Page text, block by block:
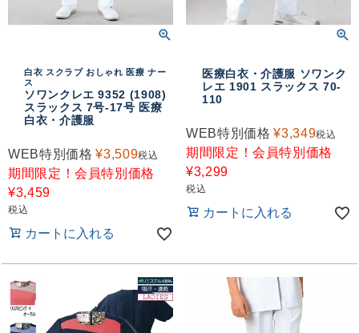
白衣 スクラブ おしゃれ 医療 ナー
ス
ソワンクレエ 9352 (1908)
スラックス 7号-17号 医療
白衣・介護服
WEB特別価格 ¥3,509税込
期間限定！会員特別価格
¥3,459
税込
カートに入れる
医療白衣・介護服 ソワンク
レエ 1901 スラックス 70-
110
WEB特別価格 ¥3,349税込
期間限定！会員特別価格
¥3,299
税込
カートに入れる